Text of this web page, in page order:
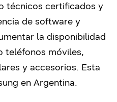
técnicos certificados y
de software y
la disponibilidad
teléfonos móviles,
y accesorios. Esta
en Argentina.